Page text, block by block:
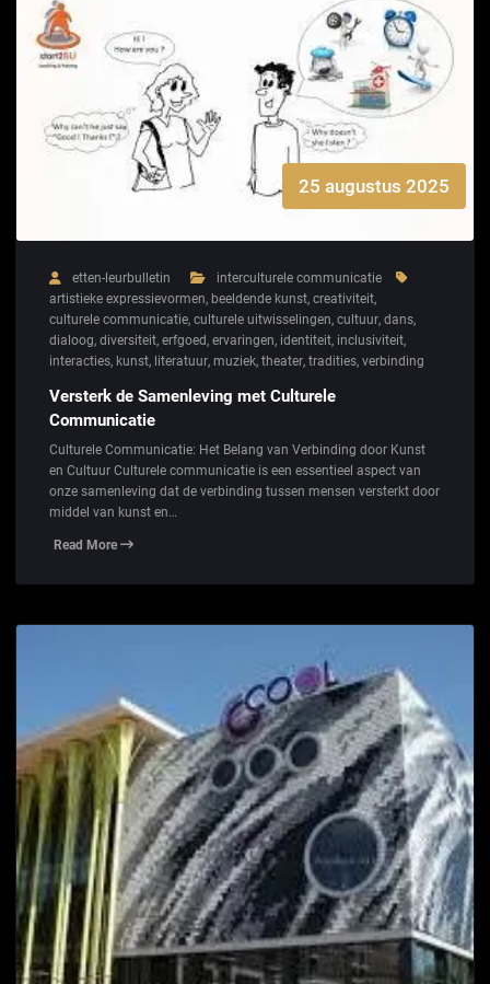
25 augustus 2025
etten-leurbulletin
interculturele communicatie
artistieke expressievormen, beeldende kunst, creativiteit,
culturele communicatie, culturele uitwisselingen, cultuur, dans,
dialoog, diversiteit, erfgoed, ervaringen, identiteit, inclusiviteit,
interacties, kunst, literatuur, muziek, theater, tradities, verbinding
Versterk de Samenleving met Culturele
Communicatie
Culturele Communicatie: Het Belang van Verbinding door Kunst
en Cultuur Culturele communicatie is een essentieel aspect van
onze samenleving dat de verbinding tussen mensen versterkt door
middel van kunst en…
Read More